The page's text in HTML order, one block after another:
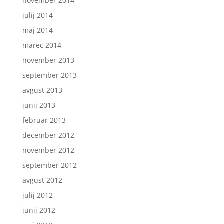
julij 2014
maj 2014
marec 2014
november 2013
september 2013
avgust 2013
junij 2013
februar 2013
december 2012
november 2012
september 2012
avgust 2012
julij 2012
junij 2012